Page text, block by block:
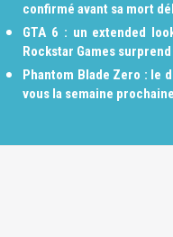
confirmé avant sa mort
GTA 6 : un extended
Rockstar Games
Phantom Blade Zero : le
vous la semaine